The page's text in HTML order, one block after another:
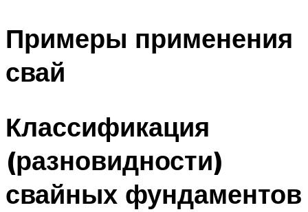
Примеры применения
свай
Классификация
(разновидности)
свайных фундаментов